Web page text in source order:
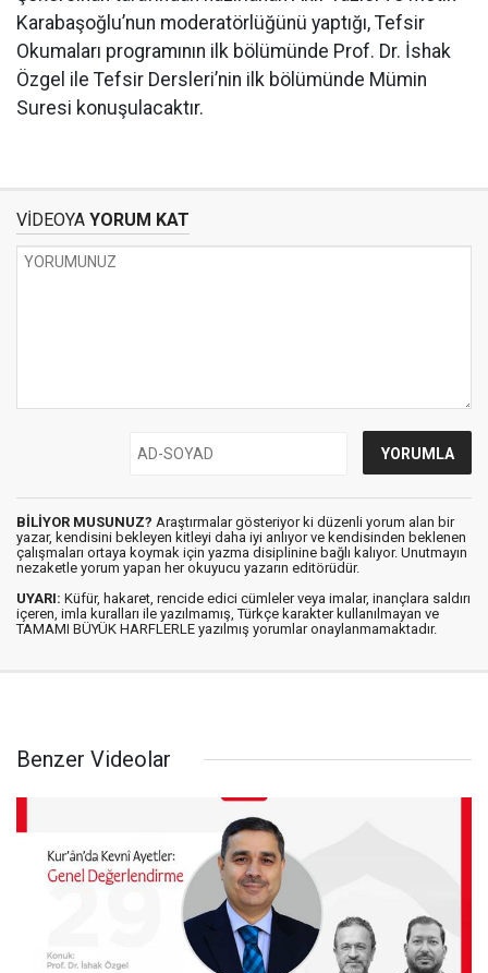
Karabaşoğlu’nun moderatörlüğünü yaptığı, Tefsir
Okumaları programının ilk bölümünde Prof. Dr. İshak
Özgel ile Tefsir Dersleri’nin ilk bölümünde Mümin
Suresi konuşulacaktır.
VİDEOYA YORUM KAT
BİLİYOR MUSUNUZ? Araştırmalar gösteriyor ki düzenli yorum alan bir
yazar, kendisini bekleyen kitleyi daha iyi anlıyor ve kendisinden beklenen
çalışmaları ortaya koymak için yazma disiplinine bağlı kalıyor. Unutmayın
nezaketle yorum yapan her okuyucu yazarın editörüdür.
UYARI: Küfür, hakaret, rencide edici cümleler veya imalar, inançlara saldırı
içeren, imla kuralları ile yazılmamış, Türkçe karakter kullanılmayan ve
TAMAMI BÜYÜK HARFLERLE yazılmış yorumlar onaylanmamaktadır.
Benzer Videolar